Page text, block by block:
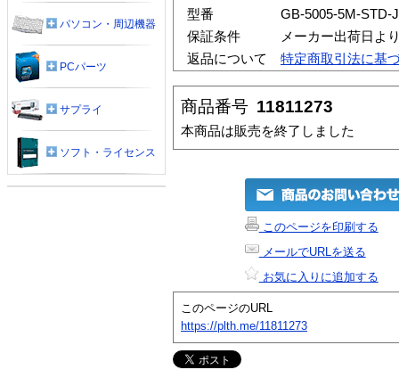
型番
GB-5005-5M-STD-
保証条件
メーカー出荷日よ
返品について
特定商取引法に基
商品番号 11811273
本商品は販売を終了しました
このページを印刷する
メールでURLを送る
お気に入りに追加する
このページのURL
https://plth.me/11811273
パソコン・周辺機器
PCパーツ
サプライ
ソフト・ライセンス